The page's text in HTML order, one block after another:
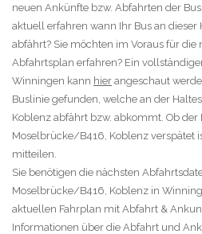
neuen Ankünfte bzw. Abfahrten der
aktuell erfahren wann Ihr Bus an
abfährt? Sie möchten im Voraus für die
Abfahrtsplan erfahren? Ein
Winningen kann hier angeschaut
Buslinie gefunden, welche an der
Koblenz abfährt bzw. abkommt. Ob der
Moselbrücke/B416, Koblenz verspätet
mitteilen.
Sie benötigen die nächsten
Moselbrücke/B416, Koblenz in
aktuellen Fahrplan mit Abfahrt &
Informationen über die Abfahrt und